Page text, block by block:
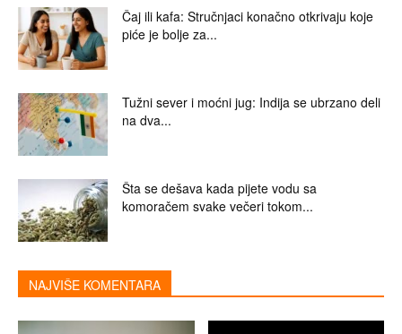
Čaj ili kafa: Stručnjaci konačno otkrivaju koje
piće je bolje za...
Tužni sever i moćni jug: Indija se ubrzano deli
na dva...
Šta se dešava kada pijete vodu sa
komoračem svake večeri tokom...
NAJVIŠE KOMENTARA